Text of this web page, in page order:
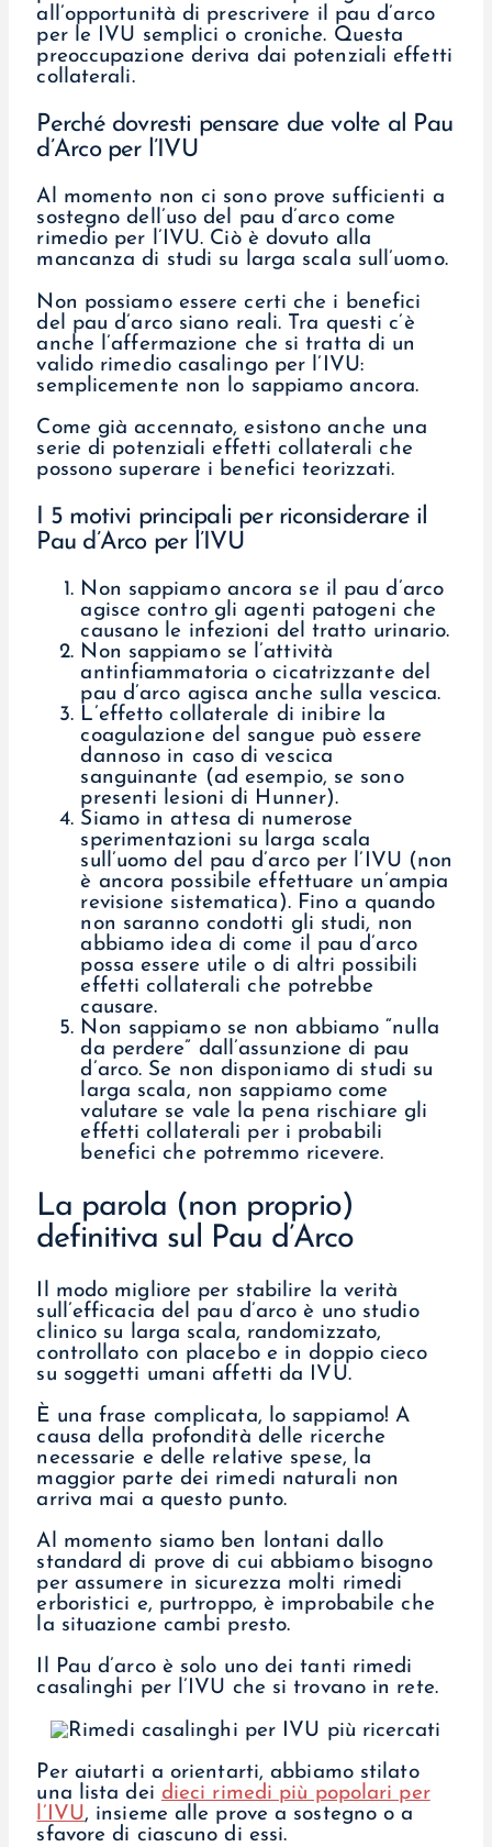
all’opportunità di prescrivere il pau d’arco
per le IVU semplici o croniche. Questa
preoccupazione deriva dai potenziali effetti
collaterali.
Perché dovresti pensare due volte al Pau
d’Arco per l’IVU
Al momento non ci sono prove sufficienti a
sostegno dell’uso del pau d’arco come
rimedio per l’IVU. Ciò è dovuto alla
mancanza di studi su larga scala sull’uomo.
Non possiamo essere certi che i benefici
del pau d’arco siano reali. Tra questi c’è
anche l’affermazione che si tratta di un
valido rimedio casalingo per l’IVU:
semplicemente non lo sappiamo ancora.
Come già accennato, esistono anche una
serie di potenziali effetti collaterali che
possono superare i benefici teorizzati.
I 5 motivi principali per riconsiderare il
Pau d’Arco per l’IVU
Non sappiamo ancora se il pau d’arco
agisce contro gli agenti patogeni che
causano le infezioni del tratto urinario.
Non sappiamo se l’attività
antinfiammatoria o cicatrizzante del
pau d’arco agisca anche sulla vescica.
L’effetto collaterale di inibire la
coagulazione del sangue può essere
dannoso in caso di vescica
sanguinante (ad esempio, se sono
presenti lesioni di Hunner).
Siamo in attesa di numerose
sperimentazioni su larga scala
sull’uomo del pau d’arco per l’IVU (non
è ancora possibile effettuare un’ampia
revisione sistematica). Fino a quando
non saranno condotti gli studi, non
abbiamo idea di come il pau d’arco
possa essere utile o di altri possibili
effetti collaterali che potrebbe
causare.
Non sappiamo se non abbiamo “nulla
da perdere” dall’assunzione di pau
d’arco. Se non disponiamo di studi su
larga scala, non sappiamo come
valutare se vale la pena rischiare gli
effetti collaterali per i probabili
benefici che potremmo ricevere.
La parola (non proprio)
definitiva sul Pau d’Arco
Il modo migliore per stabilire la verità
sull’efficacia del pau d’arco è uno studio
clinico su larga scala, randomizzato,
controllato con placebo e in doppio cieco
su soggetti umani affetti da IVU.
È una frase complicata, lo sappiamo! A
causa della profondità delle ricerche
necessarie e delle relative spese, la
maggior parte dei rimedi naturali non
arriva mai a questo punto.
Al momento siamo ben lontani dallo
standard di prove di cui abbiamo bisogno
per assumere in sicurezza molti rimedi
erboristici e, purtroppo, è improbabile che
la situazione cambi presto.
Il Pau d’arco è solo uno dei tanti rimedi
casalinghi per l’IVU che si trovano in rete.
Per aiutarti a orientarti, abbiamo stilato
una lista dei dieci rimedi più popolari per
l’IVU, insieme alle prove a sostegno o a
sfavore di ciascuno di essi.